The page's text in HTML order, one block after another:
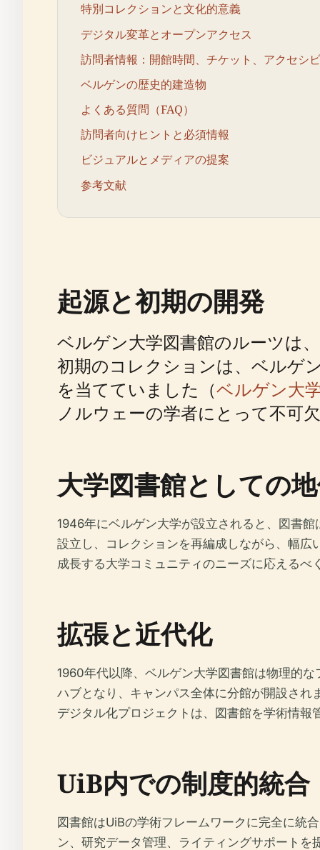
特別コレクションと文化的意義
デジタル変革とオープンアクセス
訪問者情報：開館時間、チケット、アクセシ
ベルゲンの歴史的建造物
よくある質問（FAQ）
訪問者向けヒントと必須情報
ビジュアルとメディアの提案
参考文献
起源と初期の開発
ベルゲン大学図書館のルーツは
初期のコレクションは、ベルゲ
を当てていました（ベルゲン大
ノルウェーの学者にとって不可
大学図書館としての
1946年にベルゲン大学が設立されると、図書
設立し、コレクションを再編成しながら、幅
成長する大学コミュニティのニーズに応える
拡張と近代化
1960年代以降、ベルゲン大学図書館は物理的
ハブとなり、キャンパス全体に分館が開設され
デジタル化プロジェクトは、図書館を学術情
UiB内での制度的統合
図書館はUiBの学術フレームワークに完全に統
ン、研究データ管理、ライティングサポートを